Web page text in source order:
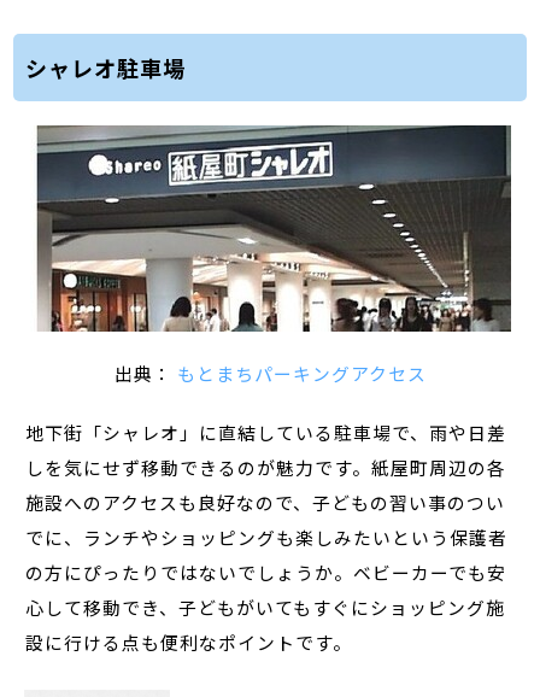
シャレオ駐車場
出典： もとまちパーキングアクセス
地下街「シャレオ」に直結している駐車場で、雨や日差
しを気にせず移動できるのが魅力です。紙屋町周辺の各
施設へのアクセスも良好なので、子どもの習い事のつい
でに、ランチやショッピングも楽しみたいという保護者
の方にぴったりではないでしょうか。ベビーカーでも安
心して移動でき、子どもがいてもすぐにショッピング施
設に行ける点も便利なポイントです。